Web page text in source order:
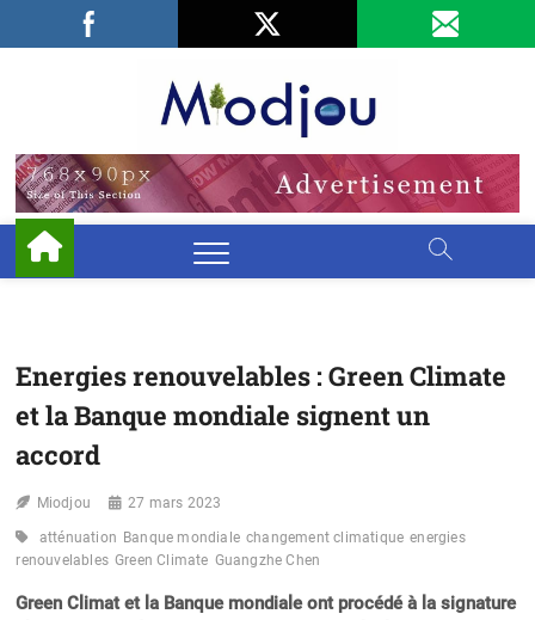
Facebook
LinkedIn
Energies renouvelables : Green Climate
et la Banque mondiale signent un
accord
Miodjou 27 mars 2023
atténuation Banque mondiale changement climatique energies
renouvelables Green Climate Guangzhe Chen
Green Climat et la Banque mondiale ont procédé à la signature